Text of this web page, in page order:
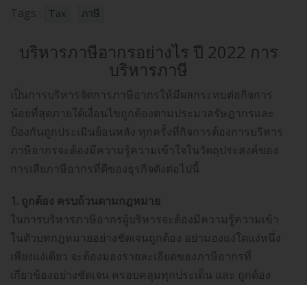
Tags : Tax ภาษี
บริหารภาษีอากรอย่างไร ปี 2022 การ
บริหารภาษี
เป็นการบริหารจัดการภาษีอากรให้มีผลกระทบต่อกิจการ
น้อยที่สุดภายใต้เงื่อนไขถูกต้องตามประมวลรัษฎากรและ
ป้องกันถูกประเมินย้อนหลัง ทุกครั้งที่กิจการต้องการบริหาร
ภาษีอากรจะต้องมีความรู้ความเข้าใจในวัตถุประสงค์ของ
การเสียภาษีอากรที่ดีของธุรกิจดังต่อไปนี้
1. ถูกต้อง ครบถ้วนตามกฎหมาย
ในการบริหารภาษีอากรผู้บริหารจะต้องมีความรู้ความเข้า
ในตัวบทกฎหมายอย่างชัดเจนถูกต้อง อย่ามองแง่ใดแง่หนึ่ง
เพียงแง่เดียว จะต้องมองรายละเอียดของภาษีอากรที่
เกี่ยวข้องอย่างชัดเจน ครอบคลุมทุกประเด็น และ ถูกต้อง